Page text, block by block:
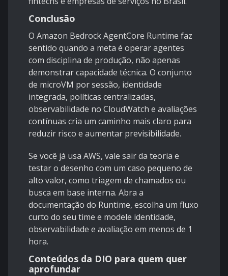
Conclusão
O Amazon Bedrock AgentCore Runtime faz
sentido quando a meta é operar agentes
com disciplina de produção, não apenas
demonstrar capacidade técnica. O conjunto
de microVM por sessão, identidade
integrada, políticas centralizadas,
observabilidade no CloudWatch e avaliações
contínuas cria um caminho mais claro para
reduzir risco e aumentar previsibilidade.
Se você já usa AWS, vale sair da teoria e
testar o desenho com um caso pequeno de
alto valor, como triagem de chamados ou
busca em base interna. Abra a
documentação do Runtime, escolha um fluxo
curto do seu time e modele identidade,
observabilidade e avaliação em menos de 1
hora.
Conteúdos da DIO para quem quer
aprofundar